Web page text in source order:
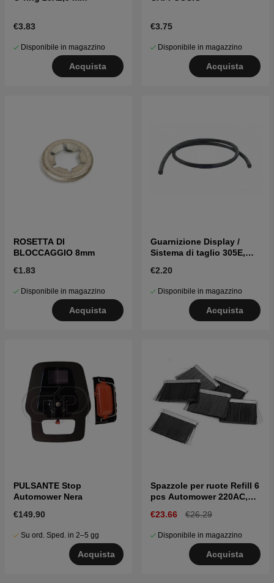
€3.83
Disponibile in magazzino
Acquista
€3.75
Disponibile in magazzino
Acquista
ROSETTA DI
BLOCCAGGIO 8mm
€1.83
Disponibile in magazzino
Acquista
Guarnizione Display /
Sistema di taglio 305E,
450X Nera
€2.20
Disponibile in magazzino
Acquista
PULSANTE Stop
Automower Nera
€149.90
Su ord. Sped. in 2–5 gg
Acquista
Spazzole per ruote Refill 6
pcs Automower 220AC,
€23.66 €26.29
Disponibile in magazzino
Acquista